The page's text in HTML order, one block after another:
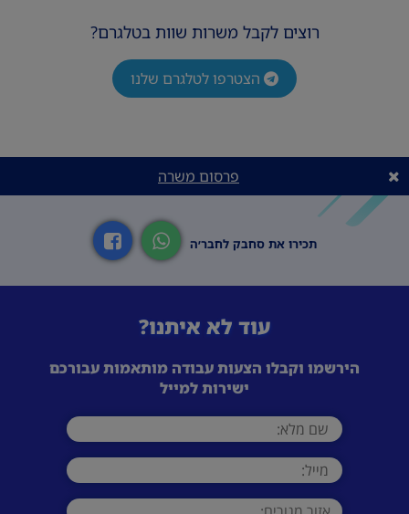
רוצים לקבל משרות שוות בטלגרם?
הצטרפו לטלגרם שלנו
פרסום משרה
תכירו את סחבק לחבר׳ה
עוד לא איתנו?
הירשמו וקבלו הצעות עבודה מותאמות עבורכם
ישירות למייל